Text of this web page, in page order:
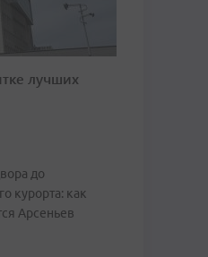
лучших
до
курорта: как
Арсеньев